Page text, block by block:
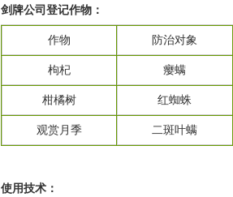
剑牌公司登记作物：
作物 防治对象
枸杞 瘿螨
柑橘树 红蜘蛛
观赏月季 二斑叶螨
使用技术：